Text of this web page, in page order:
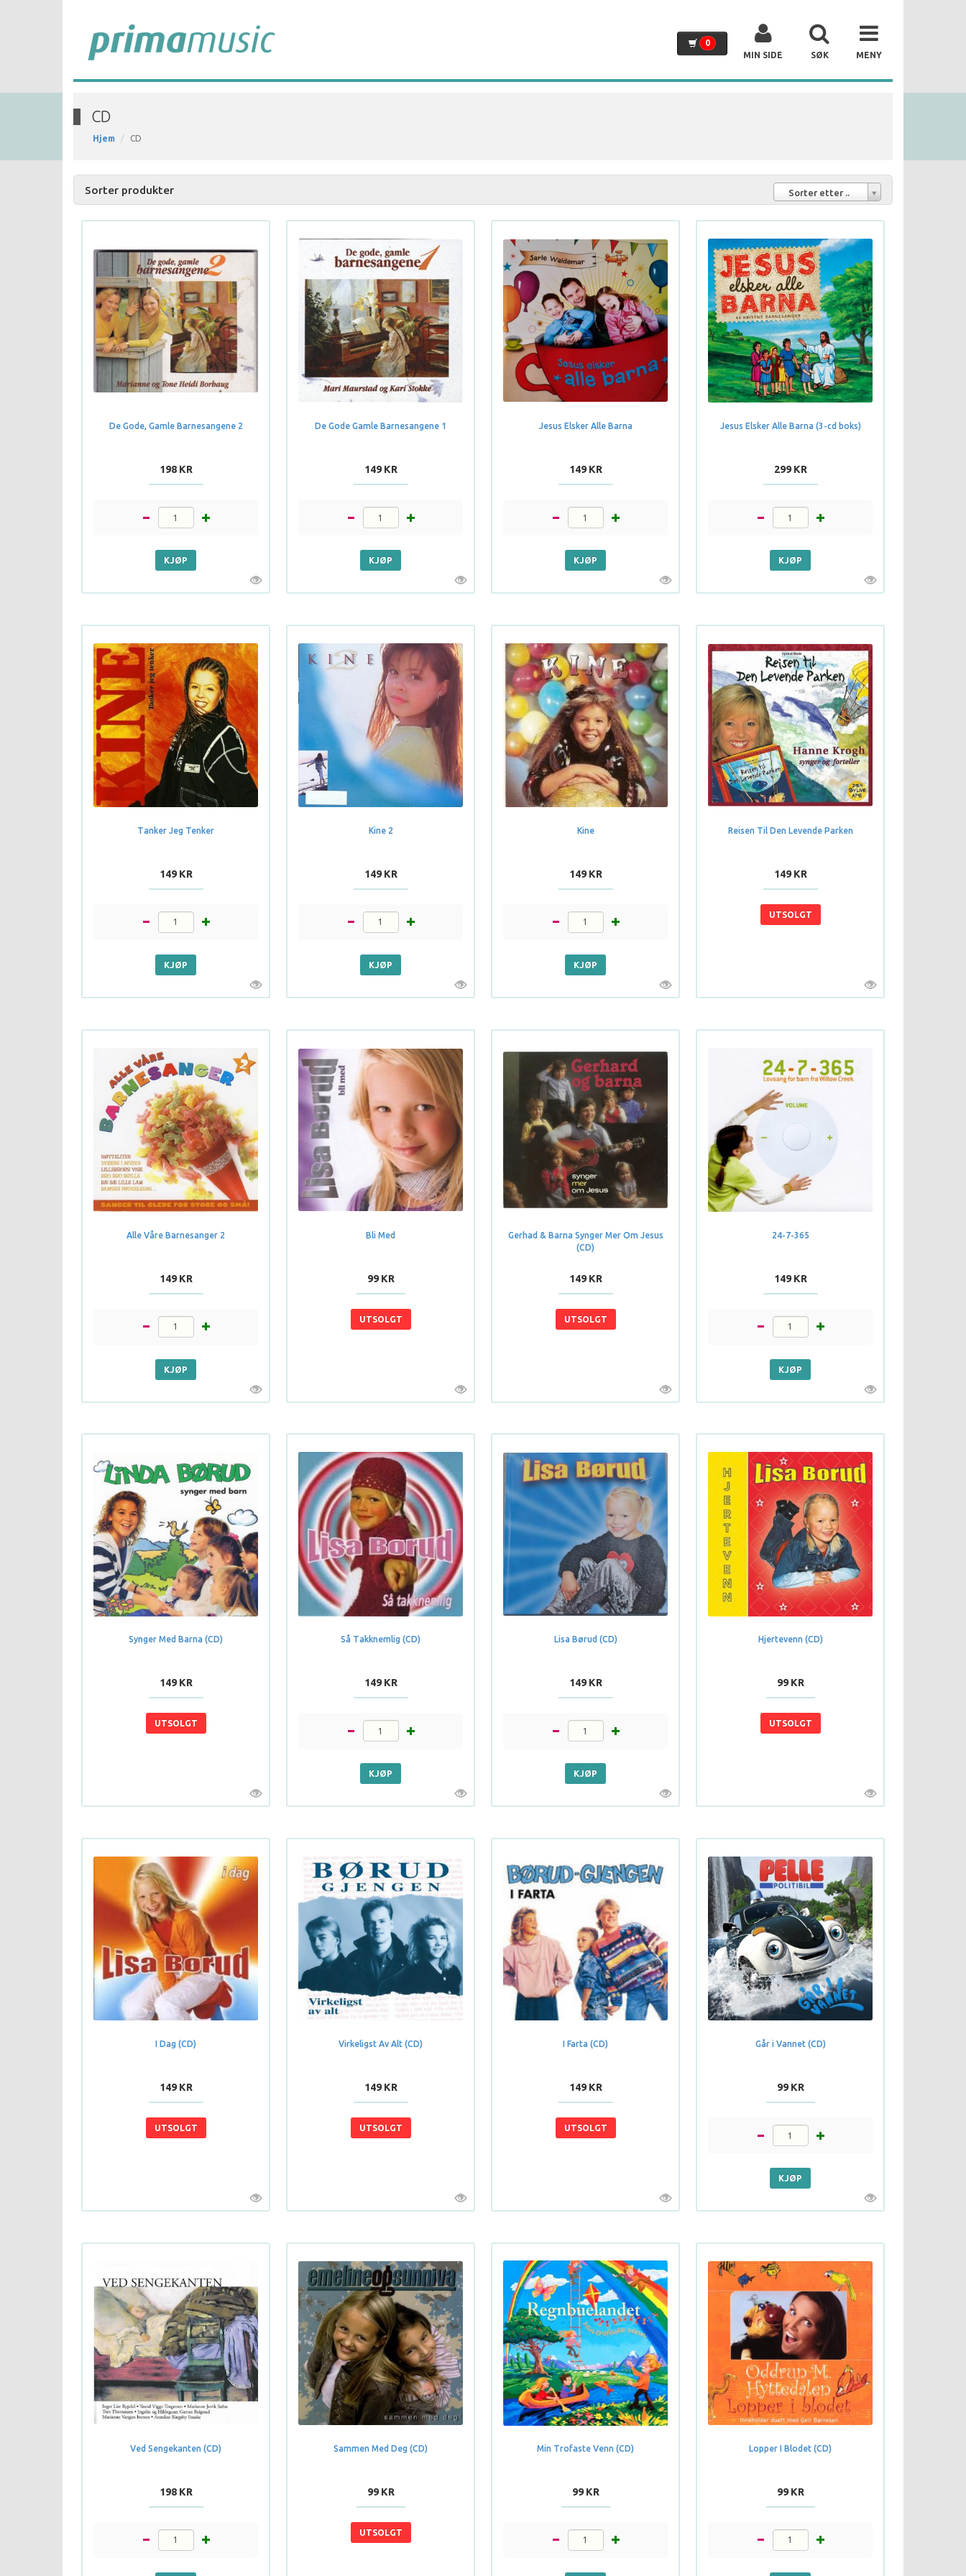
0
MIN SIDE
SØK MENY
CD
Hjem CD
Sorter etter ..
Sorter produkter
De Gode, Gamle Barnesangene 2
198 KR
De Gode Gamle Barnesangene 1
149 KR
Jesus Elsker Alle Barna
149 KR
Jesus Elsker Alle Barna (3-cd boks)
299 KR
Tanker Jeg Tenker
149 KR
Kine 2
149 KR
Kine
149 KR
Reisen Til Den Levende Parken
149 KR
Alle Våre Barnesanger 2
149 KR
Bli Med
99 KR
Gerhad & Barna Synger Mer Om Jesus
(CD)
149 KR
24-7-365
149 KR
Synger Med Barna (CD)
149 KR
Så Takknemlig (CD)
149 KR
Lisa Børud (CD)
149 KR
Hjertevenn (CD)
99 KR
I Dag (CD)
149 KR
Virkeligst Av Alt (CD)
149 KR
I Farta (CD)
149 KR
Går i Vannet (CD)
99 KR
Ved Sengekanten (CD)
198 KR
Sammen Med Deg (CD)
99 KR
Min Trofaste Venn (CD)
99 KR
Lopper I Blodet (CD)
99 KR